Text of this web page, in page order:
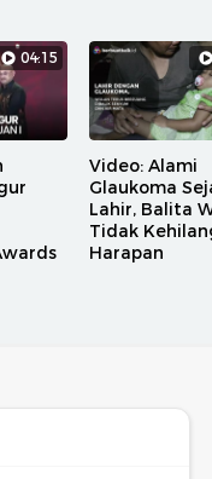
04:15
Video: Alami
Glaukoma
Lahir, Balita
Tidak
Harapan